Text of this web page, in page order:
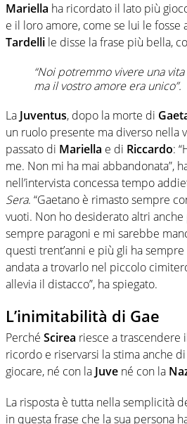
Mariella ha ricordato il lato più
e il loro amore, come se lui le fosse
Tardelli le disse la frase più bella,
“Noi potremmo vivere una
ma il vostro amore era unico”.
La Juventus, dopo la morte di
un ruolo presente ma diverso nella
passato di Mariella e di Riccardo:
me. Non mi ha mai abbandonata”,
nell’intervista concessa tempo
Sera. “Gaetano è rimasto sempre
vuoti. Non ho desiderato altri
sempre paragoni e mi sarebbe
questi trent’anni e più gli ha
andata a trovarlo nel piccolo
allevia il distacco”, ha spiegato.
L’inimitabilità di Gae
Perché Scirea riesce a trascendere
ricordo e riservarsi la stima anche
giocare, né con la Juve né con la
La risposta è tutta nella semplicità
in questa frase che la sua persona